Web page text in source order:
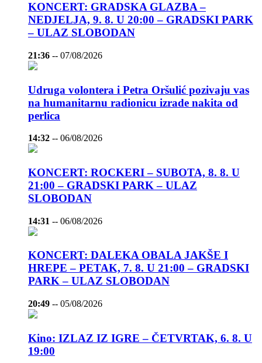
KONCERT: GRADSKA GLAZBA –
NEDJELJA, 9. 8. U 20:00 – GRADSKI PARK
– ULAZ SLOBODAN
21:36 -- 07/08/2026
Udruga volontera i Petra Oršulić pozivaju vas
na humanitarnu radionicu izrade nakita od
perlica
14:32 -- 06/08/2026
KONCERT: ROCKERI – SUBOTA, 8. 8. U
21:00 – GRADSKI PARK – ULAZ
SLOBODAN
14:31 -- 06/08/2026
KONCERT: DALEKA OBALA JAKŠE I
HREPE – PETAK, 7. 8. U 21:00 – GRADSKI
PARK – ULAZ SLOBODAN
20:49 -- 05/08/2026
Kino: IZLAZ IZ IGRE – ČETVRTAK, 6. 8. U
19:00